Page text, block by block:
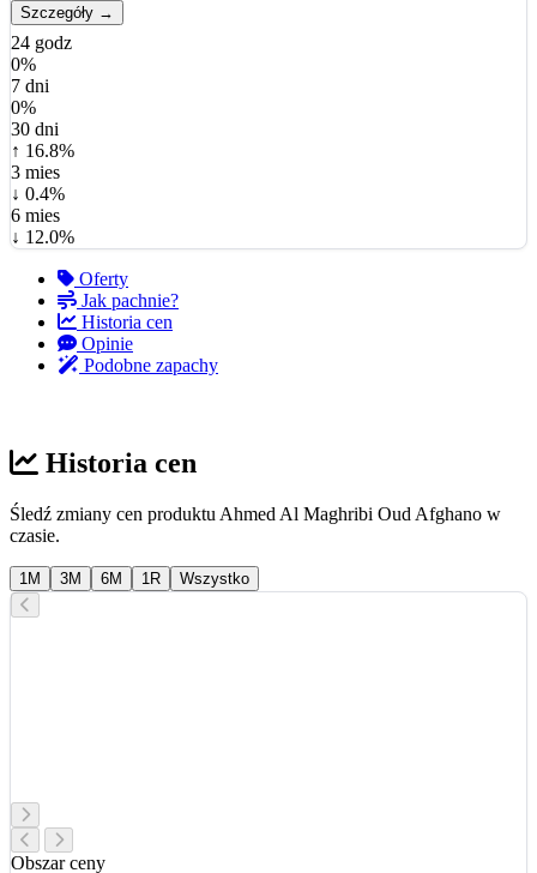
Szczegóły →
24 godz
0%
7 dni
0%
30 dni
↑ 16.8%
3 mies
↓ 0.4%
6 mies
↓ 12.0%
Oferty
Jak pachnie?
Historia cen
Opinie
Podobne zapachy
Historia cen
Śledź zmiany cen produktu Ahmed Al Maghribi Oud Afghano w
czasie.
1M 3M 6M 1R Wszystko
Obszar ceny